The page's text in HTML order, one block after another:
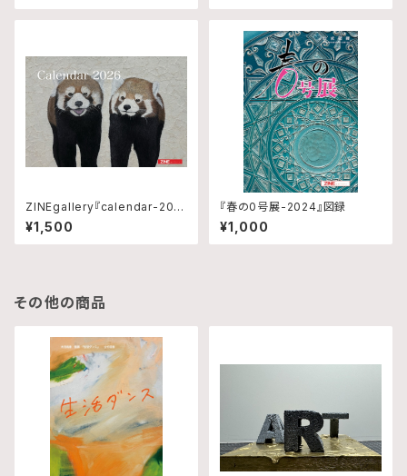
ZINEgallery『calendar-202
6』修正版
¥1,500
『春の0号展-2024』図録
¥1,000
その他の商品